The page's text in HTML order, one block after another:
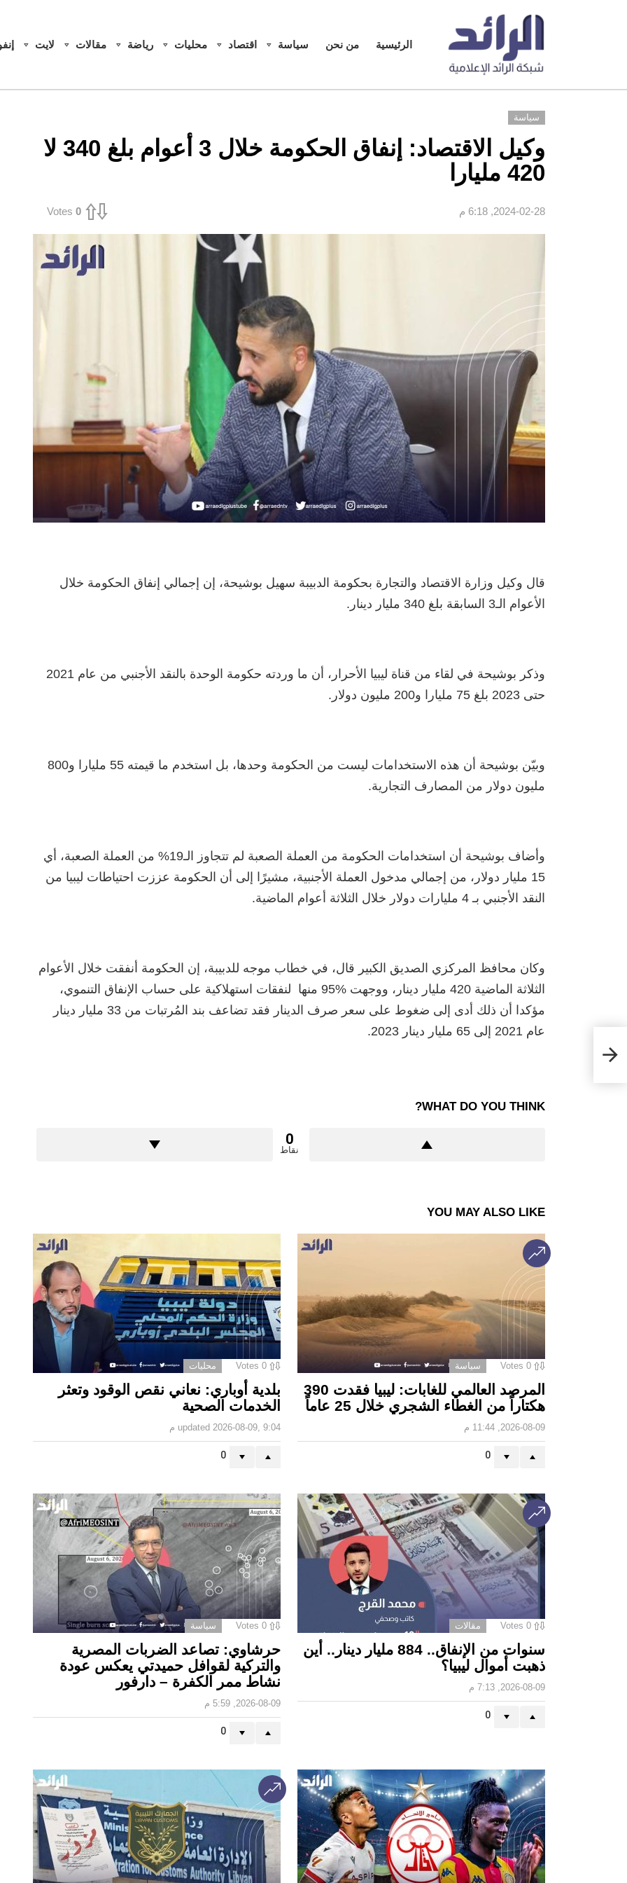
الرئيسية من نحن سياسة اقتصاد محليات رياضة مقالات لايت
سياسة
وكيل الاقتصاد: إنفاق الحكومة خلال 3 أعوام بلغ 340 لا
420 مليارا
2024-02-28, 6:18 م 0
Votes
قال وكيل وزارة الاقتصاد والتجارة بحكومة الدبيبة سهيل بوشيحة، إن إجمالي إنفاق الحكومة خلال
الأعوام الـ3 السابقة بلغ 340 مليار دينار.
وذكر بوشيحة في لقاء من قناة ليبيا الأحرار، أن ما وردته حكومة الوحدة بالنقد الأجنبي من عام 2021
حتى 2023 بلغ 75 مليارا و200 مليون دولار.
وبيّن بوشيحة أن هذه الاستخدامات ليست من الحكومة وحدها، بل استخدم ما قيمته 55 مليارا و800
مليون دولار من المصارف التجارية.
وأضاف بوشيحة أن استخدامات الحكومة من العملة الصعبة لم تتجاوز الـ19% من العملة الصعبة، أي
15 مليار دولار، من إجمالي مدخول العملة الأجنبية، مشيرًا إلى أن الحكومة عززت احتياطات ليبيا من
النقد الأجنبي بـ 4 مليارات دولار خلال الثلاثة أعوام الماضية.
وكان محافظ المركزي الصديق الكبير قال، في خطاب موجه للدبيبة، إن الحكومة أنفقت خلال الأعوام
الثلاثة الماضية 420 مليار دينار، ووجهت 95‎%‎ منها لنفقات استهلاكية على حساب الإنفاق التنموي،
مؤكدا أن ذلك أدى إلى ضغوط على سعر صرف الدينار فقد تضاعف بند المُرتبات من 33 مليار دينار
عام 2021 إلى 65 مليار دينار 2023.
WHAT DO YOU THINK?
0
نقاط
YOU MAY ALSO LIKE
0
Votes سياسة
المرصد العالمي للغابات: ليبيا فقدت 390
هكتاراً من الغطاء الشجري خلال 25 عاماً
2026-08-09, 11:44 م
0
0
Votes محليات
بلدية أوباري: نعاني نقص الوقود وتعثر
الخدمات الصحية
updated 2026-08-09, 9:04 م
0
0
Votes مقالات
سنوات من الإنفاق.. 884 مليار دينار.. أين
ذهبت أموال ليبيا؟
2026-08-09, 7:13 م
0
0
Votes سياسة
حرشاوي: تصاعد الضربات المصرية
والتركية لقوافل حميدتي يعكس عودة
نشاط ممر الكفرة – دارفور
2026-08-09, 5:59 م
0